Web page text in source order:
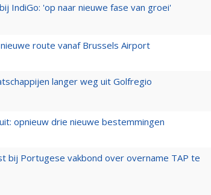
IndiGo: 'op naar nieuwe fase van groei'
route vanaf Brussels Airport
langer weg uit Golfregio
opnieuw drie nieuwe bestemmingen
bij Portugese vakbond over overname TAP te